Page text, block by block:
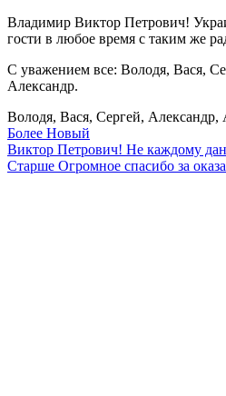
Владимир Виктор Петрович!
гости в любое время с таким же
С уважением все: Володя, Вася,
Александр.
Володя, Вася, Сергей, Александр,
Более Новый
Виктор Петрович! Не каждому
Старше Огромное спасибо за